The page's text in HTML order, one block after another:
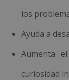
los
Ayuda a
Aumenta
curiosidad